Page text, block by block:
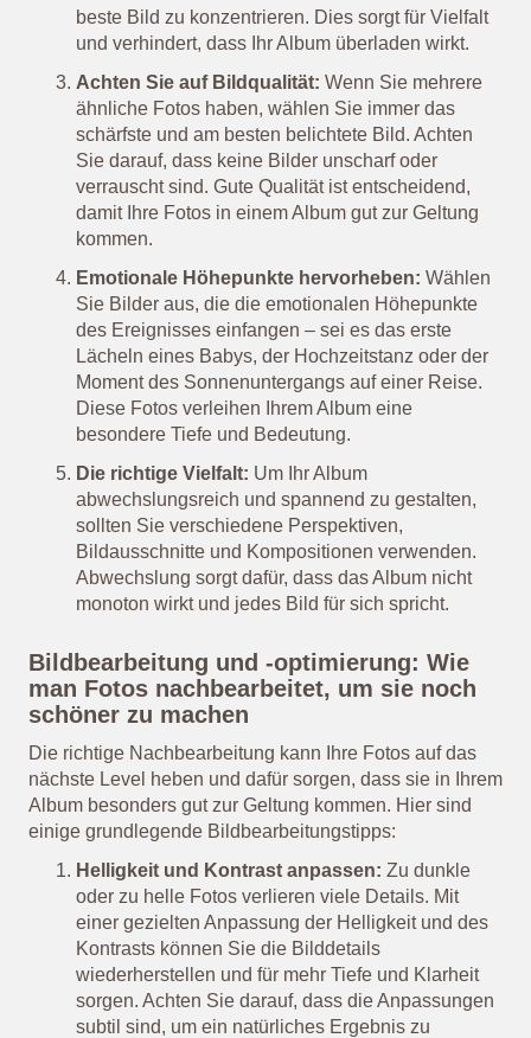
beste Bild zu konzentrieren. Dies sorgt für Vielfalt
und verhindert, dass Ihr Album überladen wirkt.
Achten Sie auf Bildqualität: Wenn Sie mehrere
ähnliche Fotos haben, wählen Sie immer das
schärfste und am besten belichtete Bild. Achten
Sie darauf, dass keine Bilder unscharf oder
verrauscht sind. Gute Qualität ist entscheidend,
damit Ihre Fotos in einem Album gut zur Geltung
kommen.
Emotionale Höhepunkte hervorheben: Wählen
Sie Bilder aus, die die emotionalen Höhepunkte
des Ereignisses einfangen – sei es das erste
Lächeln eines Babys, der Hochzeitstanz oder der
Moment des Sonnenuntergangs auf einer Reise.
Diese Fotos verleihen Ihrem Album eine
besondere Tiefe und Bedeutung.
Die richtige Vielfalt: Um Ihr Album
abwechslungsreich und spannend zu gestalten,
sollten Sie verschiedene Perspektiven,
Bildausschnitte und Kompositionen verwenden.
Abwechslung sorgt dafür, dass das Album nicht
monoton wirkt und jedes Bild für sich spricht.
Bildbearbeitung und -optimierung: Wie
man Fotos nachbearbeitet, um sie noch
schöner zu machen
Die richtige Nachbearbeitung kann Ihre Fotos auf das
nächste Level heben und dafür sorgen, dass sie in Ihrem
Album besonders gut zur Geltung kommen. Hier sind
einige grundlegende Bildbearbeitungstipps:
Helligkeit und Kontrast anpassen: Zu dunkle
oder zu helle Fotos verlieren viele Details. Mit
einer gezielten Anpassung der Helligkeit und des
Kontrasts können Sie die Bilddetails
wiederherstellen und für mehr Tiefe und Klarheit
sorgen. Achten Sie darauf, dass die Anpassungen
subtil sind, um ein natürliches Ergebnis zu